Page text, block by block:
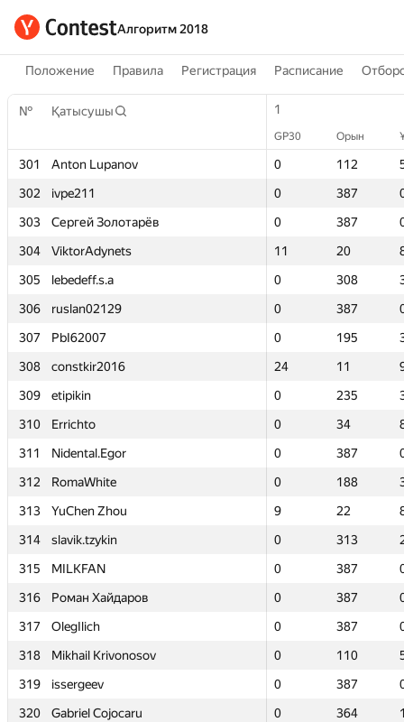
Алгоритм 2018
Положение Правила Регистрация Расписание
№ Қатысушы 1
GP30 Орын
301 Anton Lupanov 0 112
302
ivpe211 0 387
303
Сергей Золотарёв 0 387
304
ViktorAdynets 11 20
305
lebedeff.s.a 0 308
306
ruslan02129 0 387
307
PbI62007 0 195
308
constkir2016 24 11
309
etipikin 0 235
310
Errichto 0 34
311
Nidental.Egor 0 387
312
RomaWhite 0 188
313
YuChen Zhou 9 22
314
slavik.tzykin 0 313
315
MILKFAN 0 387
316
Роман Хайдаров 0 387
317
OlegIlich 0 387
318
Mikhail Krivonosov 0 110
319
issergeev 0 387
320
Gabriel Cojocaru 0 364
№ Қатысушы 1
GP30 Орын
301 Anton Lupanov 0 112
302
ivpe211 0 387
303
Сергей Золотарёв 0 387
304
ViktorAdynets 11 20
305
lebedeff.s.a 0 308
306
ruslan02129 0 387
307
PbI62007 0 195
308
constkir2016 24 11
309
etipikin 0 235
310
Errichto 0 34
311
Nidental.Egor 0 387
312
RomaWhite 0 188
313
YuChen Zhou 9 22
314
slavik.tzykin 0 313
315
MILKFAN 0 387
316
Роман Хайдаров 0 387
317
OlegIlich 0 387
318
Mikhail Krivonosov 0 110
319
issergeev 0 387
320
Gabriel Cojocaru 0 364